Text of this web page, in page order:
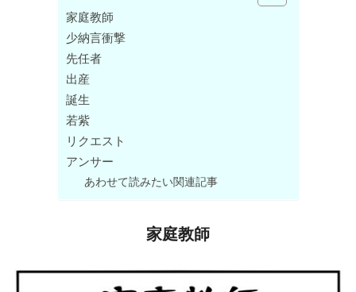
家庭教師
少納言衝撃
先任者
出産
誕生
若紫
リクエスト
アンサー
あわせて読みたい関連記事
家庭教師